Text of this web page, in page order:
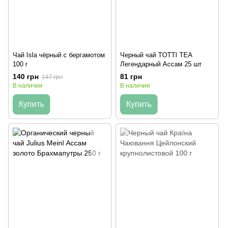
Чай Isla чёрный с бергамотом
100 г
140 грн 147 грн
В наличии
Купить
Черный чай TOTTI TEA
Легендарный Ассам 25 шт
81 грн
В наличии
Купить